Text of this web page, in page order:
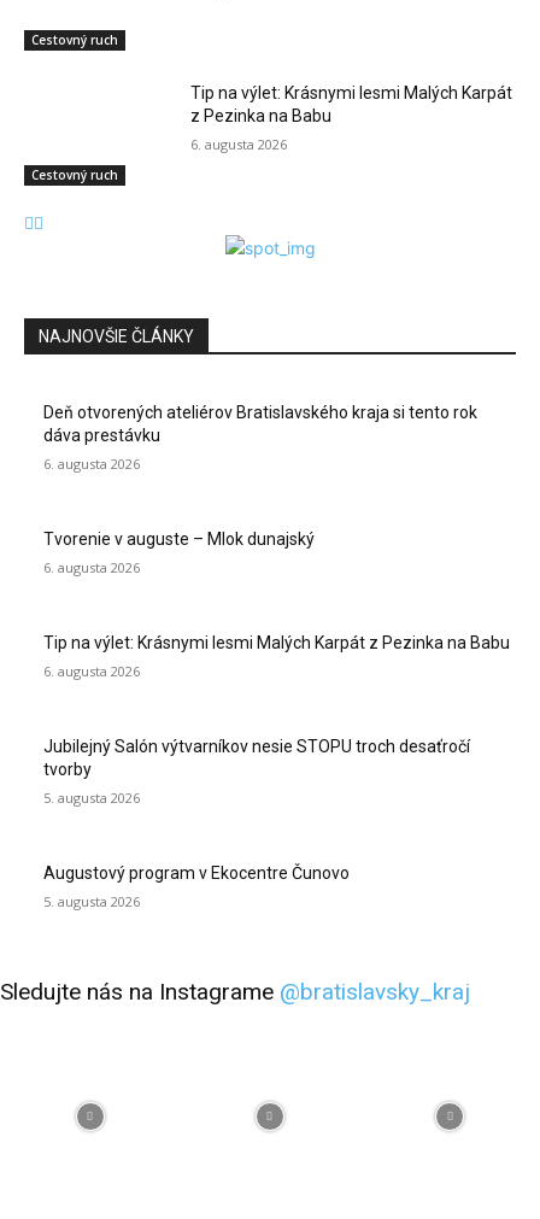
Cestovný ruch
Cestovný ruch
Tip na výlet: Krásnymi lesmi Malých Karpát
z Pezinka na Babu
6. augusta 2026
NAJNOVŠIE ČLÁNKY
Deň otvorených ateliérov Bratislavského kraja si tento rok
dáva prestávku
6. augusta 2026
Tvorenie v auguste – Mlok dunajský
6. augusta 2026
Tip na výlet: Krásnymi lesmi Malých Karpát z Pezinka na Babu
6. augusta 2026
Jubilejný Salón výtvarníkov nesie STOPU troch desaťročí
tvorby
5. augusta 2026
Augustový program v Ekocentre Čunovo
5. augusta 2026
Sledujte nás na Instagrame @bratislavsky_kraj